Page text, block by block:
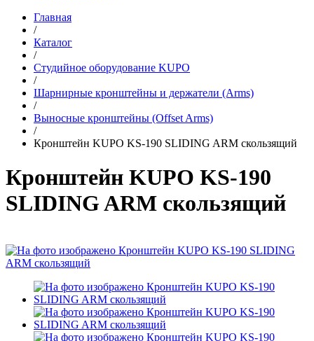
Главная
/
Каталог
/
Студийное оборудование KUPO
/
Шарнирные кронштейны и держатели (Arms)
/
Выносные кронштейны (Offset Arms)
/
Кронштейн KUPO KS-190 SLIDING ARM скользящий
Кронштейн KUPO KS-190
SLIDING ARM скользящий